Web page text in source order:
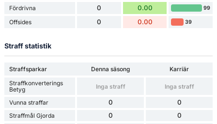
Fördrivna 0 0.00 99
Offsides 0 0.00 39
Straff statistik
Straffsparkar Denna säsong
Karriär
Straffkonverterings
Betyg
Inga straff Inga straff
Vunna straffar 0 0
Straffmål Gjorda 0 0